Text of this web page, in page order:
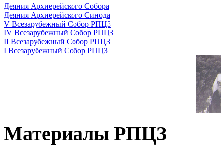
Деяния Архиерейского Собора
Деяния Архиерейского Синода
V Всезарубежный Собор РПЦЗ
IV Всезарубежный Собор РПЦЗ
II Всезарубежный Собор РПЦЗ
I Всезарубежный Собор РПЦЗ
Материалы РПЦЗ